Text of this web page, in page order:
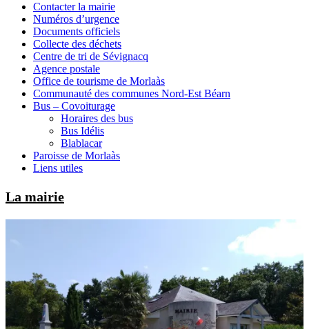
Contacter la mairie
Numéros d’urgence
Documents officiels
Collecte des déchets
Centre de tri de Sévignacq
Agence postale
Office de tourisme de Morlaàs
Communauté des communes Nord-Est Béarn
Bus – Covoiturage
Horaires des bus
Bus Idélis
Blablacar
Paroisse de Morlaàs
Liens utiles
La mairie